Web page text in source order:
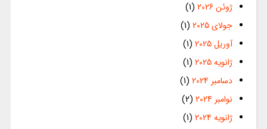
ژوئن 2026
(1)
جولای 2025
(1)
آوریل 2025
(1)
ژانویه 2025
(1)
دسامبر 2024
(1)
نوامبر 2024
(2)
ژانویه 2024
(1)